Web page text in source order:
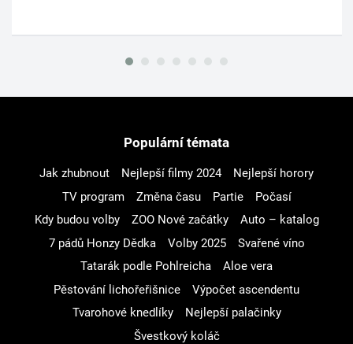
Populární témata
Jak zhubnout Nejlepší filmy 2024
Nejlepší horory
TV program
Změna času Partie
Počasí
Kdy budou volby
ZOO Nové začátky
Auto – katalog
7 pádů Honzy Dědka
Volby 2025
Svařené víno
Tatarák podle Pohlreicha
Aloe vera
Pěstování lichořeřišnice
Výpočet ascendentu
Tvarohové knedlíky
Nejlepší palačinky
Švestkový koláč